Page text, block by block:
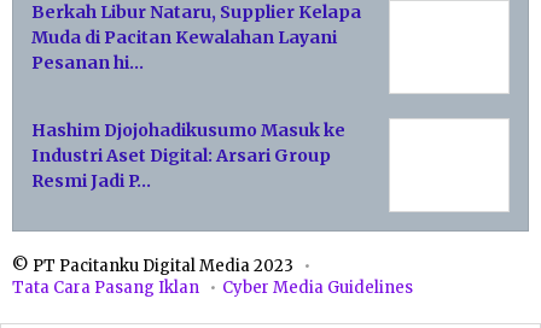
Berkah Libur Nataru, Supplier Kelapa
Muda di Pacitan Kewalahan Layani
Pesanan hi…
Hashim Djojohadikusumo Masuk ke
Industri Aset Digital: Arsari Group
Resmi Jadi P…
© PT Pacitanku Digital Media 2023
Tata Cara Pasang Iklan
Cyber Media Guidelines